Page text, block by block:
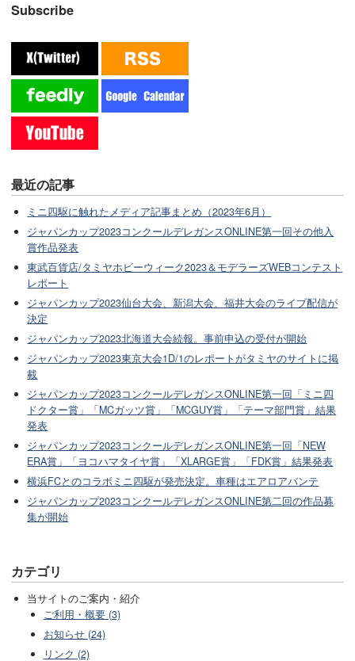
Subscribe
最近の記事
ミニ四駆に触れたメディア記事まとめ（2023年6月）
ジャパンカップ2023コンクールデレガンスONLINE第一回その他入
賞作品発表
東武百貨店/タミヤホビーウィーク2023＆モデラーズWEBコンテスト
レポート
ジャパンカップ2023仙台大会、新潟大会、福井大会のライブ配信が
決定
ジャパンカップ2023北海道大会続報。事前申込の受付が開始
ジャパンカップ2023東京大会1D/1のレポートがタミヤのサイトに掲
載
ジャパンカップ2023コンクールデレガンスONLINE第一回「ミニ四
ドクター賞」「MCガッツ賞」「MCGUY賞」「テーマ部門賞」結果
発表
ジャパンカップ2023コンクールデレガンスONLINE第一回「NEW
ERA賞」「ヨコハマタイヤ賞」「XLARGE賞」「FDK賞」結果発表
横浜FCとのコラボミニ四駆が発売決定。車種はエアロアバンテ
ジャパンカップ2023コンクールデレガンスONLINE第二回の作品募
集が開始
カテゴリ
当サイトのご案内・紹介
ご利用・概要 (3)
お知らせ (24)
リンク (2)